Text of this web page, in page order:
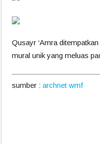
Qusayr ‘Amra
mural unik yang meluas
sumber : archnet wmf